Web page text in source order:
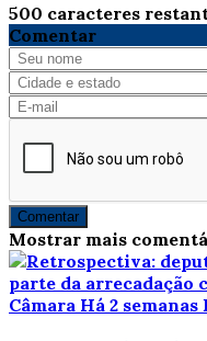
500 caracteres
Comentar
Comentar
Mostrar mais
Câmara Há 2 semanas